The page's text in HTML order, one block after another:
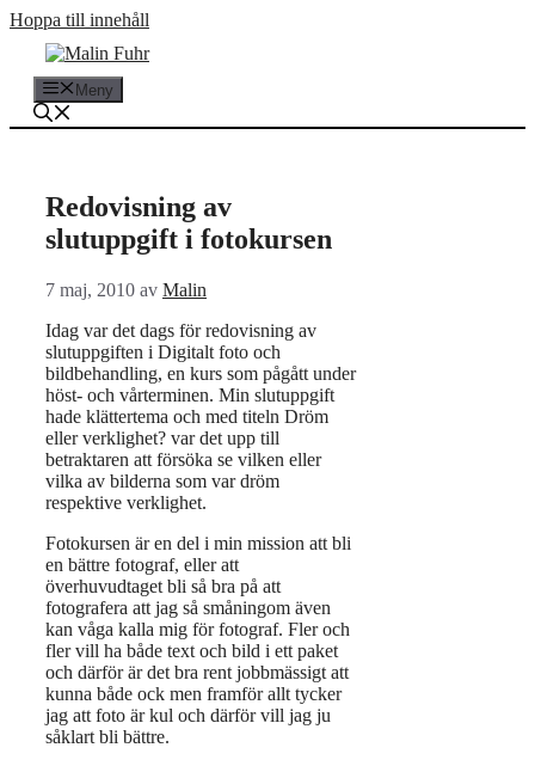
Hoppa till innehåll
Meny
Redovisning av
slutuppgift i fotokursen
7 maj, 2010 av Malin
Idag var det dags för redovisning av
slutuppgiften i Digitalt foto och
bildbehandling, en kurs som pågått under
höst- och vårterminen. Min slutuppgift
hade klättertema och med titeln Dröm
eller verklighet? var det upp till
betraktaren att försöka se vilken eller
vilka av bilderna som var dröm
respektive verklighet.
Fotokursen är en del i min mission att bli
en bättre fotograf, eller att
överhuvudtaget bli så bra på att
fotografera att jag så småningom även
kan våga kalla mig för fotograf. Fler och
fler vill ha både text och bild i ett paket
och därför är det bra rent jobbmässigt att
kunna både ock men framför allt tycker
jag att foto är kul och därför vill jag ju
såklart bli bättre.